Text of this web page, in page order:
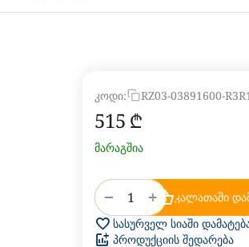
კოდი: RZ03-03891600-R3R1
‍515‍ ₾
მარაგშია
+
− კალათაში
სასურველ სიაში
პროდუქციის შედარება